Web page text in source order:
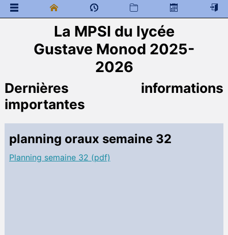
La MPSI du lycée
Gustave Monod 2025-
2026
Documents généraux
Préparation à la MPSI
Documents à télécharger
Mathématiques
Programme de colles
Documents à télécharger
Transition sup-spé
Cahier de texte
Sciences Physiques MPSI
Dernières informations
importantes
planning oraux semaine 32
Planning semaine 32 (pdf)